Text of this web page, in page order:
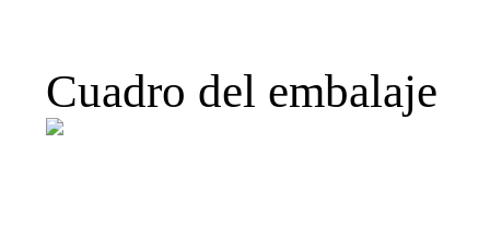
Cuadro del embalaje